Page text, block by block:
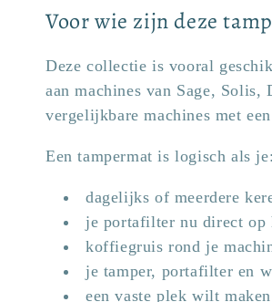
Voor wie zijn deze
Deze collectie is vooral
aan machines van Sage,
vergelijkbare machines met
Een tampermat is logisch als je:
dagelijks of meerdere
je portafilter nu direct op
koffiegruis rond je
je tamper, portafilter en
een vaste plek wilt